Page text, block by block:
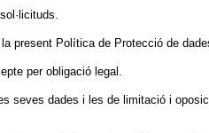
present Política de Protecció de
per obligació legal.
seves dades i les de limitació i